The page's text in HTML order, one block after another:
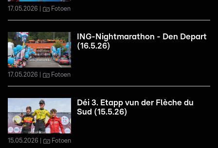
17.05.2026 Fotoen
ING-Nightmarathon - Den Depart
(16.5.26)
17.05.2026 Fotoen
Déi 3. Etapp vun der Flèche du
Sud (15.5.26)
15.05.2026 Fotoen